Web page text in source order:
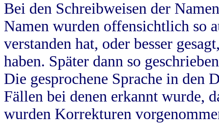
Bei den Schreibweisen der
Namen wurden offensichtlich so
verstanden hat, oder besser
haben. Später dann so
Die gesprochene Sprache in
Fällen bei denen erkannt wurde,
wurden Korrekturen